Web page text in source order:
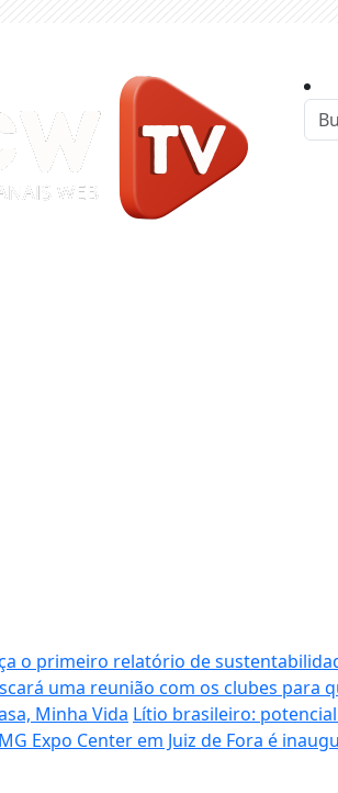
o primeiro relatório de
uma reunião com os clubes para
Minha Vida Lítio brasileiro:
Expo Center em Juiz de Fora é